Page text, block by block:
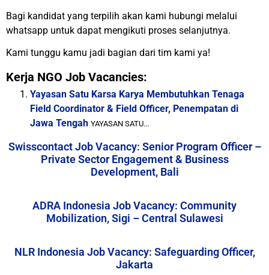
Bagi kandidat yang terpilih akan kami hubungi melalui
whatsapp untuk dapat mengikuti proses selanjutnya.
Kami tunggu kamu jadi bagian dari tim kami ya!
Kerja NGO Job Vacancies:
Yayasan Satu Karsa Karya Membutuhkan Tenaga
Field Coordinator & Field Officer, Penempatan di
Jawa Tengah YAYASAN SATU...
Swisscontact Job Vacancy: Senior Program Officer –
Private Sector Engagement & Business
Development, Bali
ADRA Indonesia Job Vacancy: Community
Mobilization, Sigi – Central Sulawesi
NLR Indonesia Job Vacancy: Safeguarding Officer,
Jakarta